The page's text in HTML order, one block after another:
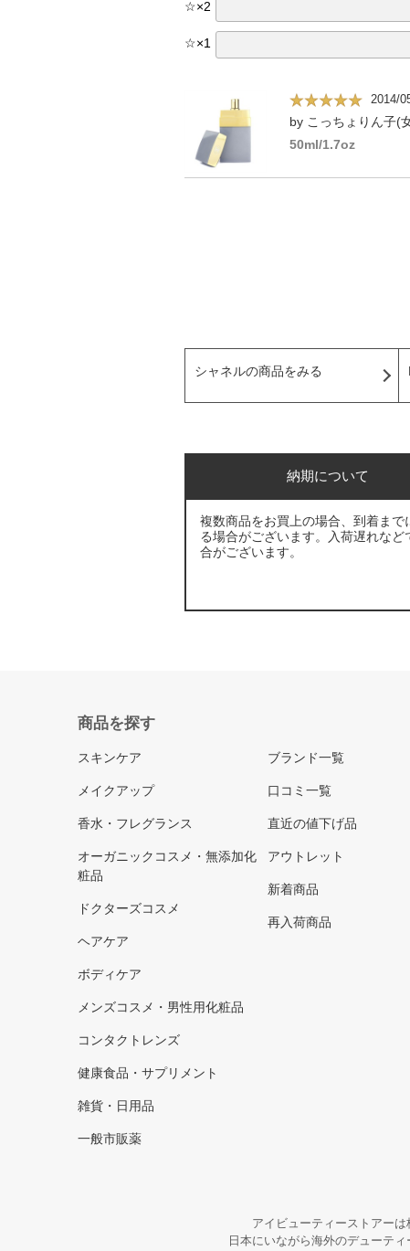
☆×2
☆×1
2014/
by こっちょりん子(
50ml/1.7oz
シャネルの商品をみる
納期について
複数商品をお買上の場合、到着ま
る場合がございます。入荷遅れな
合がございます。
商品を探す
スキンケア
メイクアップ
香水・フレグランス
オーガニックコスメ・無添加化
粧品
ドクターズコスメ
ヘアケア
ボディケア
メンズコスメ・男性用化粧品
コンタクトレンズ
健康食品・サプリメント
雑貨・日用品
一般市販薬
ブランド一覧
口コミ一覧
直近の値下げ品
アウトレット
新着商品
再入荷商品
アイビューティーストアー
日本にいながら海外のデューテ